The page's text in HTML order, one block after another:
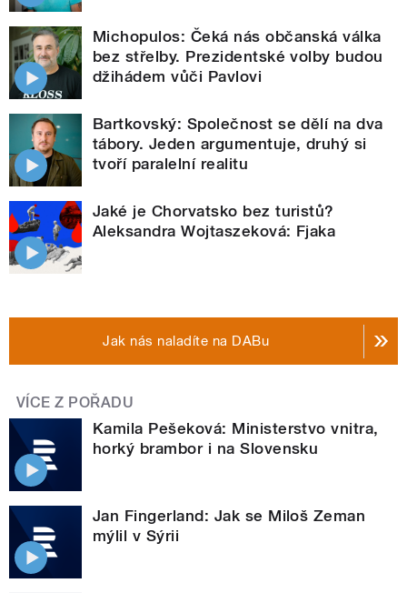
Michopulos: Čeká nás občanská válka
bez střelby. Prezidentské volby budou
džihádem vůči Pavlovi
Bartkovský: Společnost se dělí na dva
tábory. Jeden argumentuje, druhý si
tvoří paralelní realitu
Jaké je Chorvatsko bez turistů?
Aleksandra Wojtaszeková: Fjaka
Jak nás naladíte na DABu
VÍCE Z POŘADU
Kamila Pešeková: Ministerstvo vnitra,
horký brambor i na Slovensku
Jan Fingerland: Jak se Miloš Zeman
mýlil v Sýrii